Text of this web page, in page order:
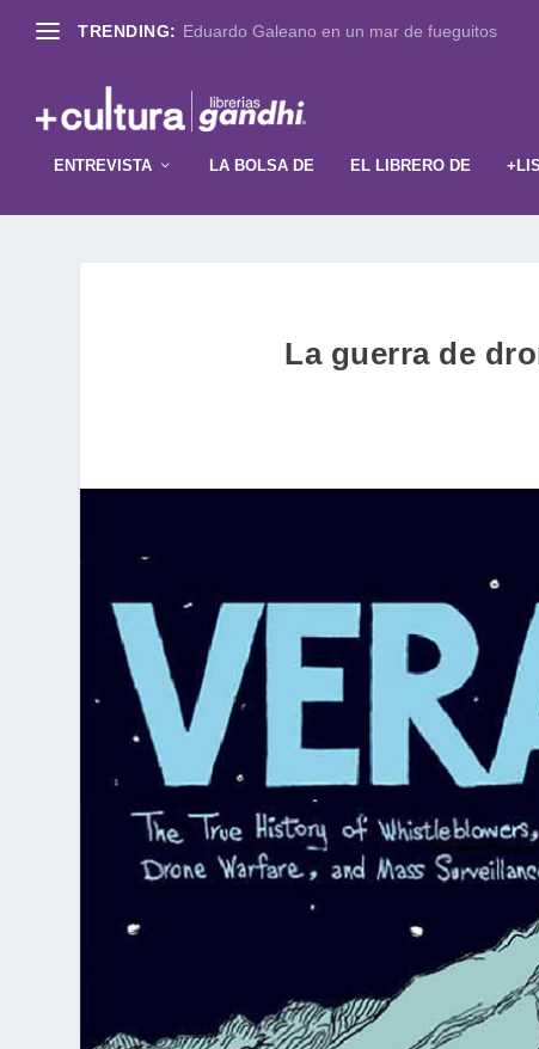
TRENDING: Eduardo Galeano en un mar de fueguitos
ENTREVISTA LA BOLSA DE EL LIBRERO DE
La guerra de